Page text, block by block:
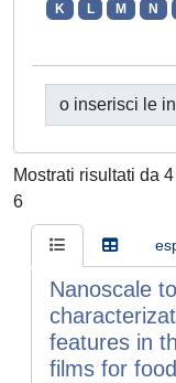
K
L M N
o inserisci le
Mostrati risultati da
6
Nanoscale
features in
films for